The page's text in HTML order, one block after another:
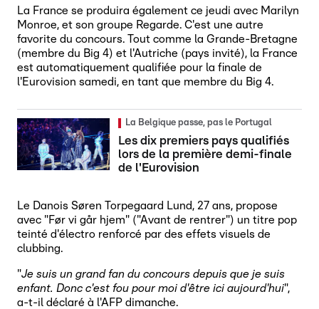
La France se produira également ce jeudi avec Marilyn
Monroe, et son groupe Regarde. C'est une autre
favorite du concours. Tout comme la Grande-Bretagne
(membre du Big 4) et l'Autriche (pays invité), la France
est automatiquement qualifiée pour la finale de
l'Eurovision samedi, en tant que membre du Big 4.
La Belgique passe, pas le Portugal
Les dix premiers pays qualifiés
lors de la première demi-finale
de l'Eurovision
Le Danois Søren Torpegaard Lund, 27 ans, propose
avec "Før vi går hjem" ("Avant de rentrer") un titre pop
teinté d'électro renforcé par des effets visuels de
clubbing.
"Je suis un grand fan du concours depuis que je suis
enfant. Donc c'est fou pour moi d'être ici aujourd'hui",
a-t-il déclaré à l'AFP dimanche.